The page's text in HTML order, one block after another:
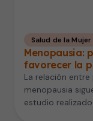
Salud de la Mujer
Menopausia:
favorecer la
La relación
menopausia
estudio